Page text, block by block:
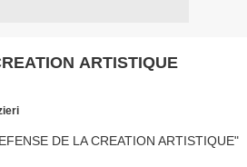
ARTISTIQUE